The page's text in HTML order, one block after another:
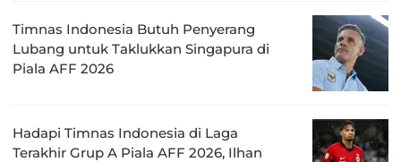
Timnas Indonesia Butuh Penyerang
Lubang untuk Taklukkan Singapura di
Piala AFF 2026
Hadapi Timnas Indonesia di Laga
Terakhir Grup A Piala AFF 2026, Ilhan